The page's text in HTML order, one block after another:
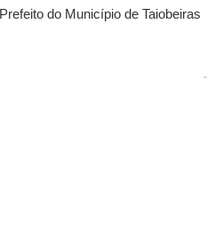
Prefeito do Município de Taiobeiras